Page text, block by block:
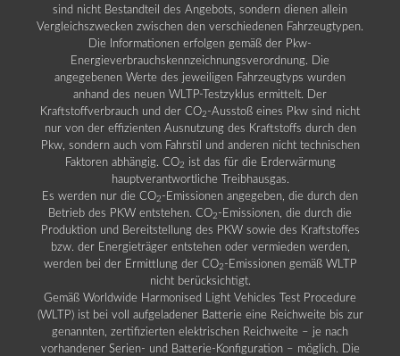
sind nicht Bestandteil des Angebots, sondern dienen allein
Vergleichszwecken zwischen den verschiedenen Fahrzeugtypen.
Die Informationen erfolgen gemäß der Pkw-
Energieverbrauchskennzeichnungsverordnung. Die
angegebenen Werte des jeweiligen Fahrzeugtyps wurden
anhand des neuen WLTP-Testzyklus ermittelt. Der
Kraftstoffverbrauch und der CO2 -Ausstoß eines Pkw sind nicht
nur von der effizienten Ausnutzung des Kraftstoffs durch den
Pkw, sondern auch vom Fahrstil und anderen nicht technischen
Faktoren abhängig. CO2 ist das für die Erderwärmung
hauptverantwortliche Treibhausgas.
Es werden nur die CO2 -Emissionen angegeben, die durch den
Betrieb des PKW entstehen. CO2 -Emissionen, die durch die
Produktion und Bereitstellung des PKW sowie des Kraftstoffes
bzw. der Energieträger entstehen oder vermieden werden,
werden bei der Ermittlung der CO2 -Emissionen gemäß WLTP
nicht berücksichtigt.
Gemäß Worldwide Harmonised Light Vehicles Test Procedure
(WLTP) ist bei voll aufgeladener Batterie eine Reichweite bis zur
genannten, zertifizierten elektrischen Reichweite – je nach
vorhandener Serien- und Batterie-Konfiguration – möglich. Die